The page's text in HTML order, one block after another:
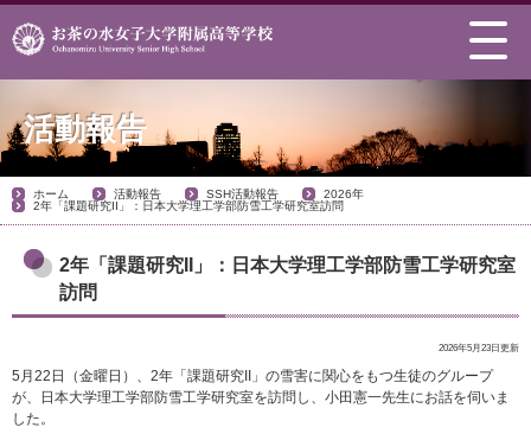
活動報告
ホーム 活動報告 SSH活動報告
2026年
2年「課題研究II」：日本大学理工学部防雪工学研究室訪問
2年「課題研究II」：日本大学理工学部防雪工学研究室
訪問
2026年5月23日更新
5月22日（金曜日）、2年「課題研究II」の雪害に関心をもつ生徒のグループ
が、日本大学理工学部防雪工学研究室を訪問し、小田憲一先生にお話を伺いま
した。